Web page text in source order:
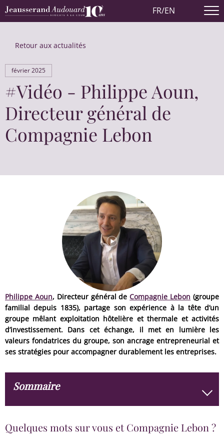
FR/EN
Retour aux actualités
février 2025
#Vidéo - Philippe Aoun,
Directeur général de
Compagnie Lebon
Philippe Aoun, Directeur général deCompagnie Lebon (groupe
familial depuis 1835), partage son expérience à la tête d’un
groupe mêlant exploitation hôtelière et thermale et activités
d’investissement. Dans cet échange, il met en lumière les
valeurs fondatrices du groupe, son ancrage entrepreneurial et
ses stratégies pour accompagner durablement les entreprises.
Sommaire
Quelques mots sur vous et Compagnie Lebon ?
Quelques mots sur vous et Compagnie Lebon ?